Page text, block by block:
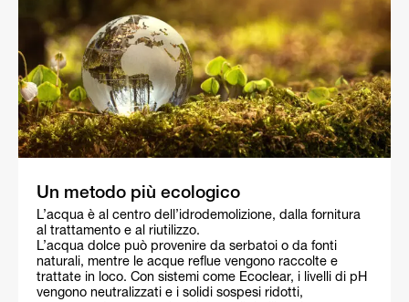
Un metodo più ecologico
L’acqua è al centro dell’idrodemolizione, dalla fornitura
al trattamento e al riutilizzo.
L’acqua dolce può provenire da serbatoi o da fonti
naturali, mentre le acque reflue vengono raccolte e
trattate in loco. Con sistemi come Ecoclear, i livelli di pH
vengono neutralizzati e i solidi sospesi ridotti,